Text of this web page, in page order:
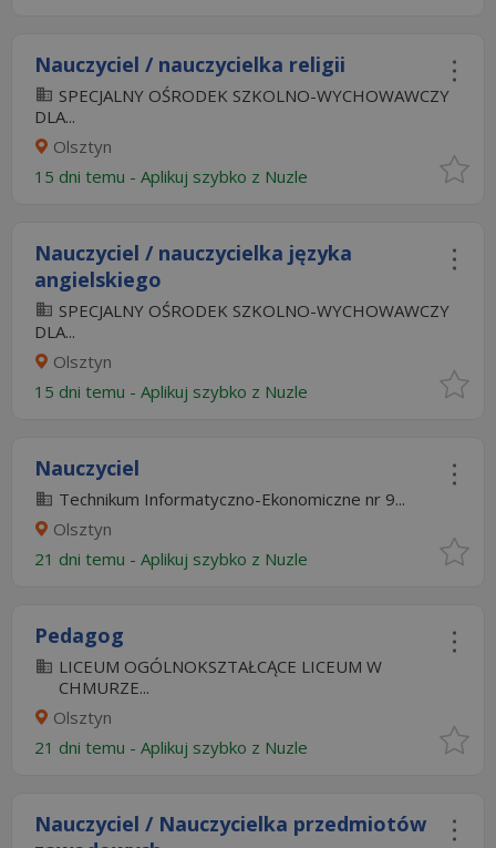
Nauczyciel / nauczycielka religii
SPECJALNY OŚRODEK SZKOLNO-WYCHOWAWCZY
DLA...
Olsztyn
15 dni temu - Aplikuj szybko z Nuzle
Nauczyciel / nauczycielka języka
angielskiego
SPECJALNY OŚRODEK SZKOLNO-WYCHOWAWCZY
DLA...
Olsztyn
15 dni temu - Aplikuj szybko z Nuzle
Nauczyciel
Technikum Informatyczno-Ekonomiczne nr 9...
Olsztyn
21 dni temu - Aplikuj szybko z Nuzle
Pedagog
LICEUM OGÓLNOKSZTAŁCĄCE LICEUM W
CHMURZE...
Olsztyn
21 dni temu - Aplikuj szybko z Nuzle
Nauczyciel / Nauczycielka przedmiotów